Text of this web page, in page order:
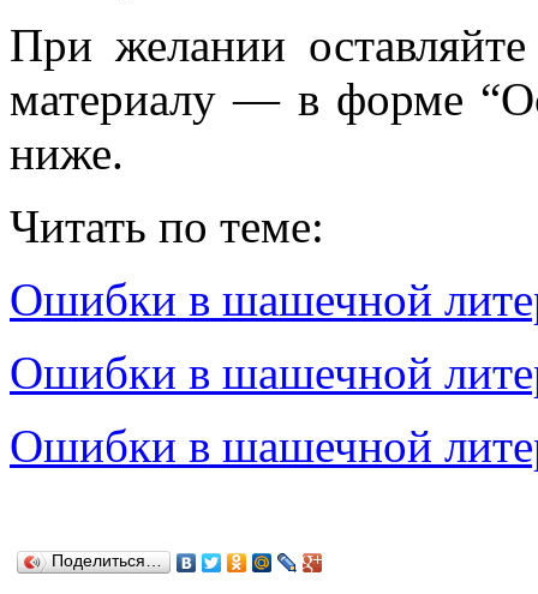
При желании
материалу — в форме
ниже.
Читать по теме:
Ошибки в шашечной
Ошибки в шашечной
Ошибки в шашечной
Поделиться…